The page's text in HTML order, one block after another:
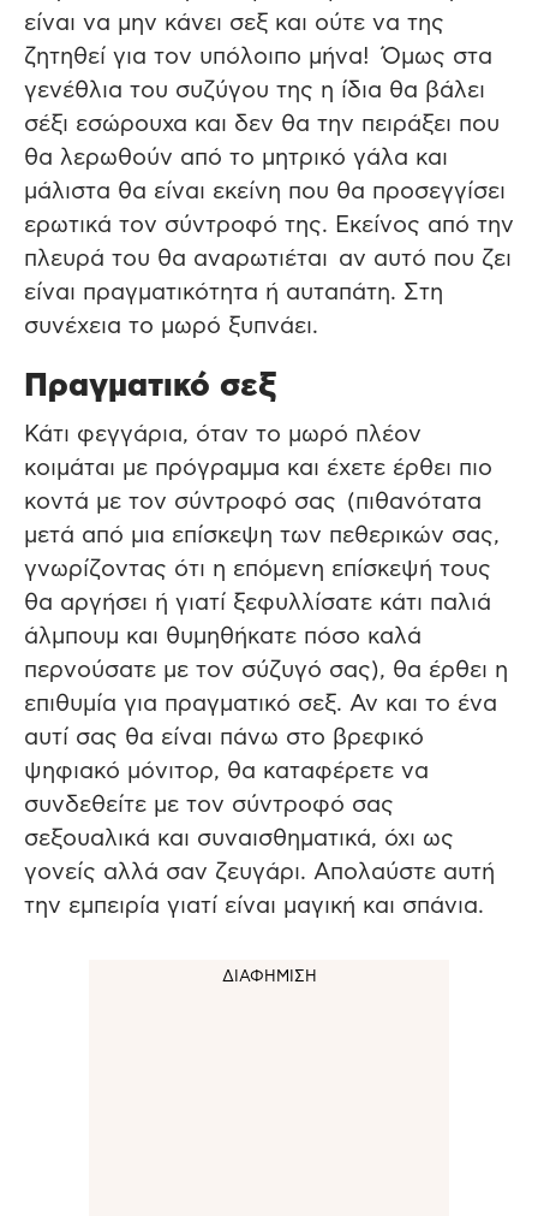
είναι να μην κάνει σεξ και ούτε να της
ζητηθεί για τον υπόλοιπο μήνα! Όμως στα
γενέθλια του συζύγου της η ίδια θα βάλει
σέξι εσώρουχα και δεν θα την πειράξει που
θα λερωθούν από το μητρικό γάλα και
μάλιστα θα είναι εκείνη που θα προσεγγίσει
ερωτικά τον σύντροφό της. Εκείνος από την
πλευρά του θα αναρωτιέται αν αυτό που ζει
είναι πραγματικότητα ή αυταπάτη. Στη
συνέχεια το μωρό ξυπνάει.
Πραγματικό σεξ
Κάτι φεγγάρια, όταν το μωρό πλέον
κοιμάται με πρόγραμμα και έχετε έρθει πιο
κοντά με τον σύντροφό σας (πιθανότατα
μετά από μια επίσκεψη των πεθερικών σας,
γνωρίζοντας ότι η επόμενη επίσκεψή τους
θα αργήσει ή γιατί ξεφυλλίσατε κάτι παλιά
άλμπουμ και θυμηθήκατε πόσο καλά
περνούσατε με τον σύζυγό σας), θα έρθει η
επιθυμία για πραγματικό σεξ. Αν και το ένα
αυτί σας θα είναι πάνω στο βρεφικό
ψηφιακό μόνιτορ, θα καταφέρετε να
συνδεθείτε με τον σύντροφό σας
σεξουαλικά και συναισθηματικά, όχι ως
γονείς αλλά σαν ζευγάρι. Απολαύστε αυτή
την εμπειρία γιατί είναι μαγική και σπάνια.